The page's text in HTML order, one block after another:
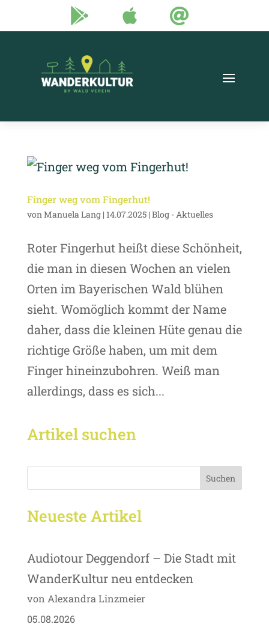
  
Finger weg vom Fingerhut!
vonManuela Lang| 14.07.2025| Blog - Aktuelles
Roter Fingerhut heißt diese Schönheit,
die man in diesen Wochen an vielen
Orten im Bayerischen Wald blühen
sieht. Womöglich kommt der Name
daher, dass die kleinen Hüte genau die
richtige Größe haben, um mit dem
Finger hineinzubohren. Weiß man
allerdings, dass es sich...
Artikel suchen
Suchen
Neueste Artikel
Audiotour Deggendorf – Die Stadt mit
WanderKultur neu entdecken
von Alexandra Linzmeier
05.08.2026